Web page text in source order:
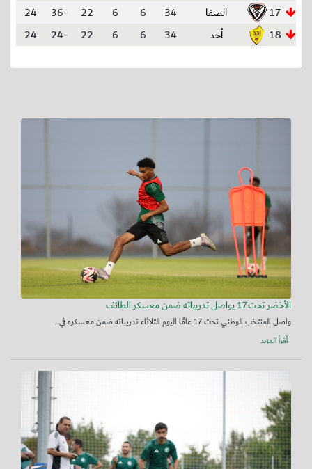
17
الصفا 34
6
6
22
-36
24
18
أحد 34
6
6
22
-24
24
الأخضر تحت17 يواصل تدريباته ضمن معسكر الطائف
واصل المنتخب الوطني تحت 17 عامًا اليوم الثلاثاء تدريباته ضمن معسكره في...
أقرأ المزيد